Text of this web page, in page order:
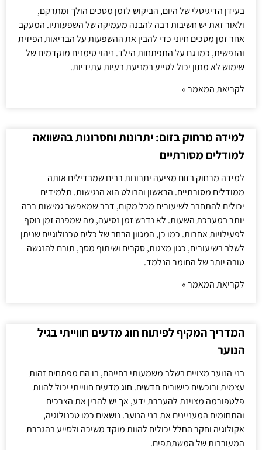
בעידן הדיגיטלי של היום, הביקוש לזמן מסכים הולך ומתרקם,
ולאור זאת יש חשיבות רבה להבנה מעמיקה של השפעותיו. המעקב
אחר זמן מסכים חיוני כדי להבין את ההשפעות על הבריאות הפיזית
והנפשית, כמו גם על התפתחות הילד. זיהוי סימנים מוקדמים של
שימוש לא מתון יכול לסייע במניעת בעיות עתידיות.
לקריאת המאמר »
למידה מרחוק בזום: יתרונות וחסרונות בהשוואה
למודלים מסורתיים
למידה מרחוק בזום מציעה יתרונות רבים שמבדילים אותה
ממודלים מסורתיים. הראשון והבולט הוא הנגישות. תלמידים
יכולים להתחבר לשיעורים מכל מקום, דבר שמאפשר גמישות רבה
יותר במערכת השעות. לא נדרש זמן נסיעה, מה שמפנה זמן נוסף
לפעילויות אחרות. כמו כן, המגוון הרחב של כלים טכנולוגיים שניתן
לשלב בשיעורים, כגון מצגות, סקרים ושיתוף מסך, תורם להנגשה
טובה יותר של החומר הנלמד.
לקריאת המאמר »
המדריך המקיף לפיתוח חוג מדעים חווייתי בגיל
הנוער
בני הנוער מצויים בשלב משמעותי בחייהם, בו הם מפתחים זהות
עצמית ורוכשים כישורים חדשים. חוג מדעים חווייתי יכול להוות
פלטפורמה מצוינת להעברת ידע, אך יש להבין את הצרכים
והתחומים המעניינים את בני הנוער. נושאים כמו טכנולוגיה,
אקולוגיה וחקר החלל יכולים להוות מוקד משיכה ולסייע בהגברת
המעורבות של המשתתפים.